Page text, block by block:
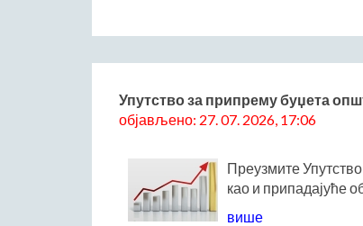
Упутство за припрему буџета
објављено: 27. 07. 2026, 17:06
Преузмите
као и припадајуће
више